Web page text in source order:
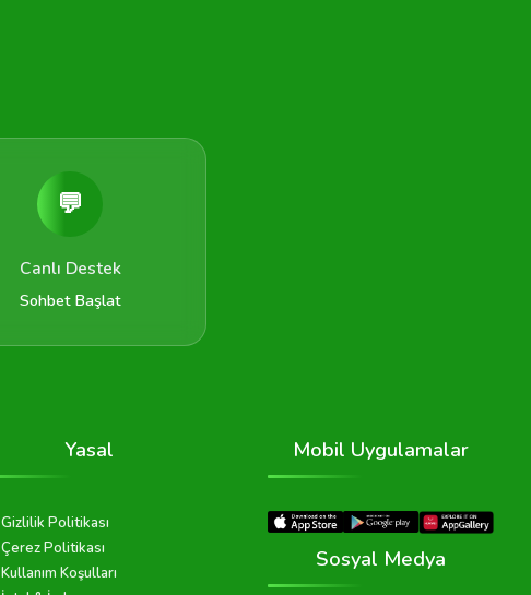
💬
Canlı Destek
Sohbet Başlat
Yasal
Gizlilik Politikası
Çerez Politikası
Kullanım Koşulları
Mobil Uygulamalar
Sosyal Medya